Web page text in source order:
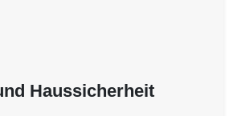
Haussicherheit